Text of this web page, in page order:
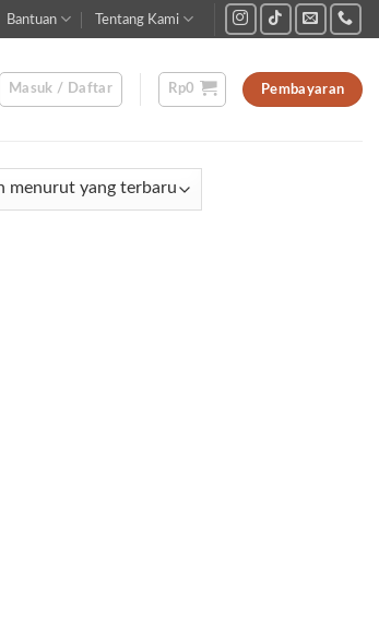
Bantuan Tentang Kami
Masuk / Daftar Rp0 Pembayaran